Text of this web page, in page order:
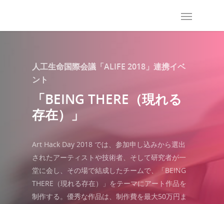
人工生命国際会議「ALIFE 2018」連携イベ
ント
「BEING THERE（現れる
存在）」
Art Hack Day 2018 では、参加申し込みから選出
されたアーティストや技術者、そして研究者が一
堂に会し、その場で結成したチームで、「BEING
THERE（現れる存在）」をテーマにアート作品を
制作する。優秀な作品は、制作費を最大50万円ま